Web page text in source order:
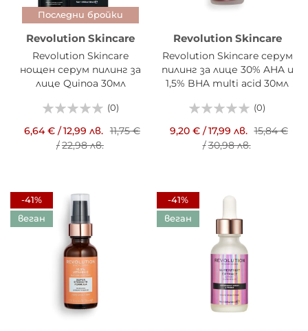
Последни бройки
Revolution Skincare
Revolution Skincare
нощен серум пилинг за
лице Quinoa 30мл
(0)
6,64 €/12,99 лв. 11,75 €
/22,98 лв.
Revolution Skincare
Revolution Skincare серум
пилинг за лице 30% AHA и
1,5% BHA multi acid 30мл
(0)
9,20 €/17,99 лв. 15,84 €
/30,98 лв.
-41%
веган
-41%
веган